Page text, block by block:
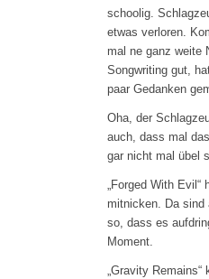
schoolig.
etwas verloren.
mal ne ganz weite
Songwriting gut,
paar Gedanken
Oha, der
auch, dass mal
gar nicht mal übel
„Forged With
mitnicken. Da sind
so, dass es
Moment.
„Gravity